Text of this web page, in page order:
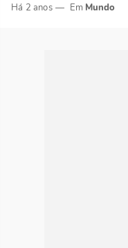
Há 2 anos Mundo